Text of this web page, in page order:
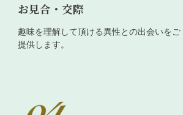
お見合・交際
趣味を理解して頂ける異性との出会いをご
提供します。